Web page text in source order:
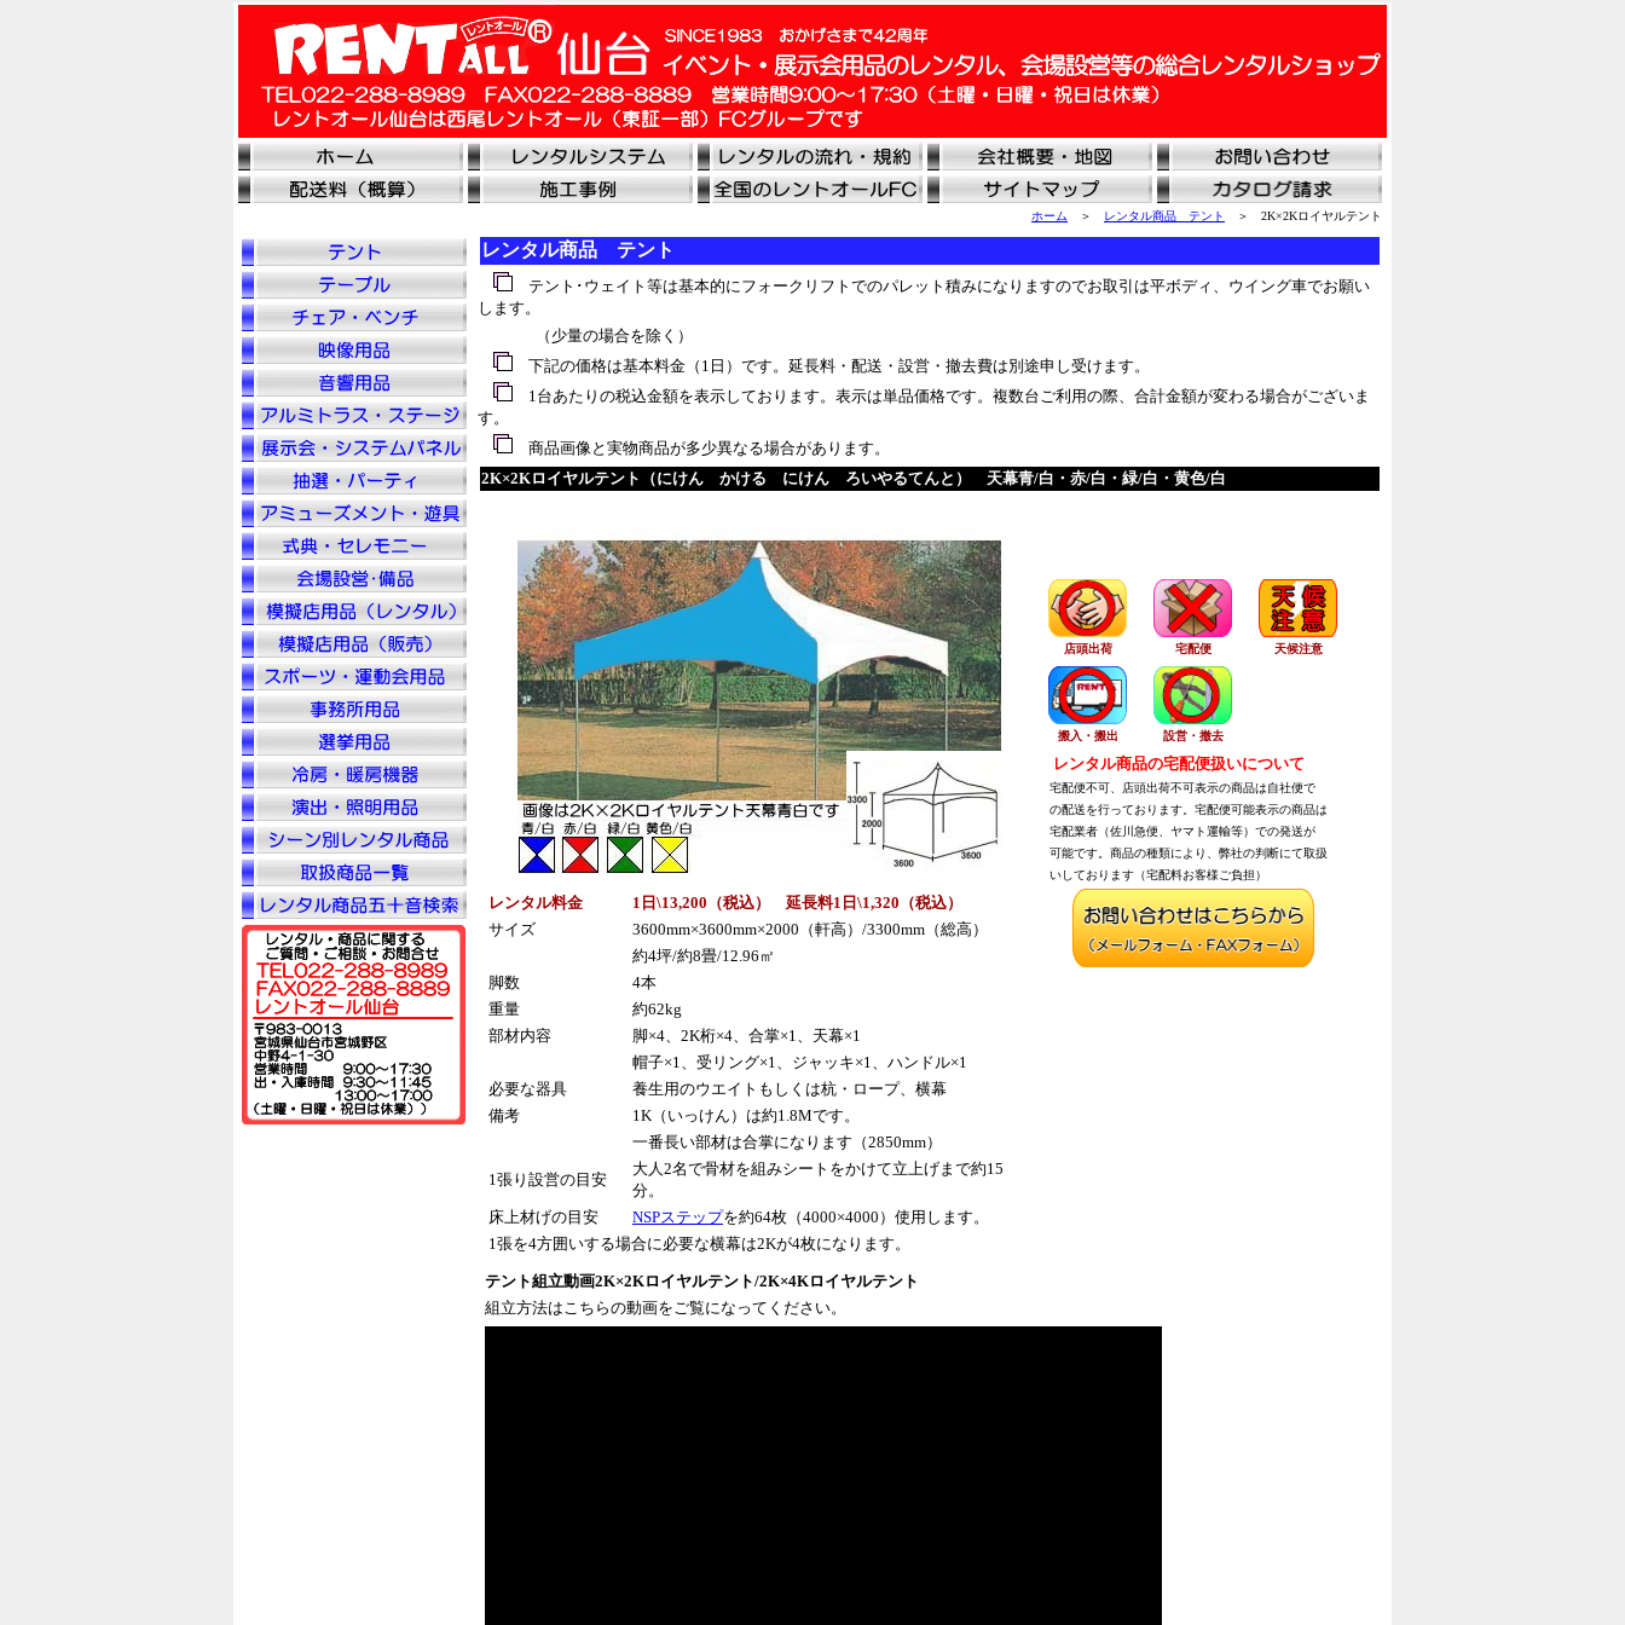
ホーム ＞ レンタル商品 テント ＞ 2K×2Kロイヤルテント
レンタル商品 テント
テント･ウェイト等は基本的にフォークリフトでのパレット積みになりますのでお取引は平ボディ、ウイング車でお願い
します。
（少量の場合を除く）
下記の価格は基本料金（1日）です。延長料・配送・設営・撤去費は別途申し受けます。
1台あたりの税込金額を表示しております。表示は単品価格です。複数台ご利用の際、合計金額が変わる場合がございま
す。
商品画像と実物商品が多少異なる場合があります。
2K×2Kロイヤルテント（にけん かける にけん ろいやるてんと） 天幕青/白・赤/白・緑/白・黄色/白
店頭出荷 宅配便 天候注意
搬入・搬出 設営・撤去
レンタル商品の宅配便扱いについて
宅配便不可、店頭出荷不可表示の商品は自社便で
の配送を行っております。宅配便可能表示の商品は
宅配業者（佐川急便、ヤマト運輸等）での発送が
可能です。商品の種類により、弊社の判断にて取扱
いしております（宅配料お客様ご負担）
レンタル料金
1日\13,200（税込） 延長料1日\1,320（税込）
サイズ
3600mm×3600mm×2000（軒高）/3300mm（総高）
約4坪/約8畳/12.96㎡
脚数
4本
重量
約62kg
部材内容
脚×4、2K桁×4、合掌×1、天幕×1
帽子×1、受リング×1、ジャッキ×1、ハンドル×1
必要な器具
養生用のウエイトもしくは杭・ロープ、横幕
備考
1K（いっけん）は約1.8Mです。
一番長い部材は合掌になります（2850mm）
1張り設営の目安
大人2名で骨材を組みシートをかけて立上げまで約15
分。
床上材げの目安
NSPステップを約64枚（4000×4000）使用します。
1張を4方囲いする場合に必要な横幕は2Kが4枚になります。
テント組立動画2K×2Kロイヤルテント/2K×4Kロイヤルテント
組立方法はこちらの動画をご覧になってください。